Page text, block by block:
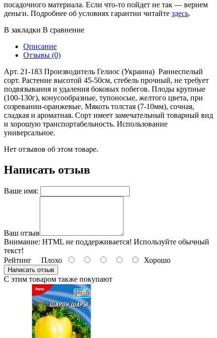
посадочного материала. Если что-то пойдет не так — вернем
деньги. Подробнее об условиях гарантии читайте здесь.
В закладки В сравнение
Описание
Отзывы (0)
Арт. 21-183 Производитель Гелиос (Украина) Раннеспелый
сорт. Растение высотой 45-50см, стебель прочный, не требует
подвязывання и удаления боковых побегов. Плоды крупные
(100-130г), конусообразные, тупоносые, желтого цвета, при
созревании-оранжевые. Мякоть толстая (7-10мм), сочная,
сладкая и ароматная. Сорт имеет замечательный товарный вид
и хорошую транспортабельность. Использование
универсальное.
Нет отзывов об этом товаре.
Написать отзыв
Ваше имя:
Ваш отзыв
Внимание: HTML не поддерживается! Используйте обычный
текст!
Рейтинг Плохо Хорошо
Написать отзыв
С этим товаром также покупают